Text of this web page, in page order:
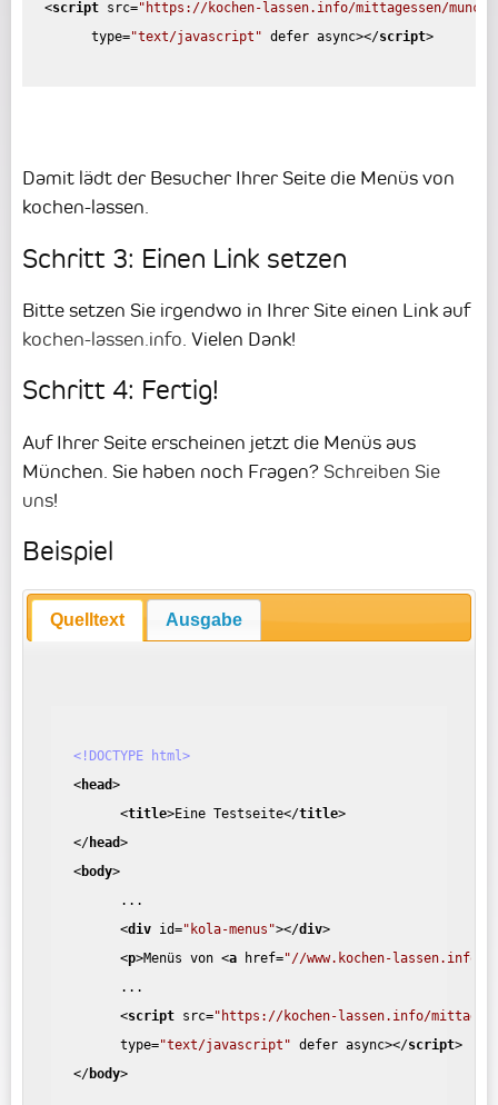
<script src="https://kochen-lassen.info/mittagessen/
type="text/javascript" defer async></script>
Damit lädt der Besucher Ihrer Seite die Menüs von
kochen-lassen.
Schritt 3: Einen Link setzen
Bitte setzen Sie irgendwo in Ihrer Site einen Link auf
kochen-lassen.info. Vielen Dank!
Schritt 4: Fertig!
Auf Ihrer Seite erscheinen jetzt die Menüs aus
München. Sie haben noch Fragen? Schreiben Sie
uns!
Beispiel
Quelltext Ausgabe
<!DOCTYPE html>
<head>
<title>Eine Testseite</title>
</head>
<body>
...
<div id="kola-menus"></div>
<p>Menüs von <a href="//www.kochen-lassen.info"
...
<script src="https://kochen-lassen.info/
type="text/javascript" defer async></script>
</body>